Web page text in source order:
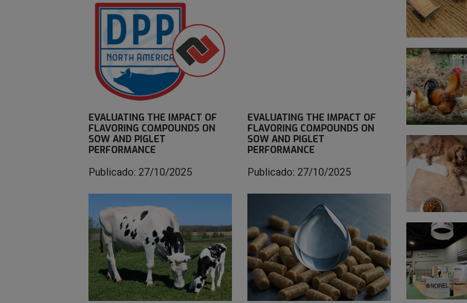
EVALUATING THE IMPACT OF
FLAVORING COMPOUNDS ON
SOW AND PIGLET
PERFORMANCE
Publicado: 27/10/2025
EVALUATING THE IMPACT OF
FLAVORING COMPOUNDS ON
SOW AND PIGLET
PERFORMANCE
Publicado: 27/10/2025